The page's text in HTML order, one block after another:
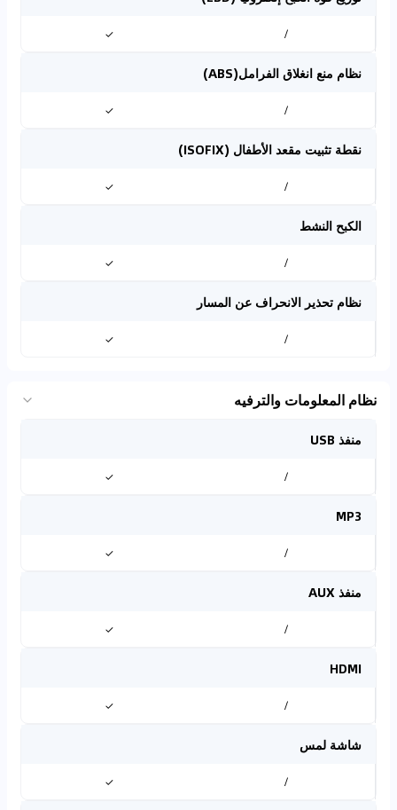
/
✓
نظام منع انغلاق الفرامل(ABS)
/
✓
نقطة تثبيت مقعد الأطفال (ISOFIX)
/
✓
الكبح النشط
/
✓
نظام تحذير الانحراف عن المسار
/
✓
نظام المعلومات والترفيه
منفذ USB
/
✓
MP3
/
✓
منفذ AUX
/
✓
HDMI
/
✓
شاشة لمس
/
✓